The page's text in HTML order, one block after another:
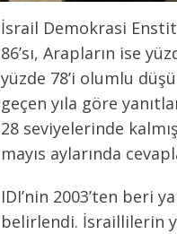
İsrail Demokrasi
86’sı, Arapların ise
yüzde 78’i olumlu
geçen yıla göre
28 seviyelerinde
mayıs aylarında
IDI’nin 2003’ten beri
belirlendi. İsraillilerin